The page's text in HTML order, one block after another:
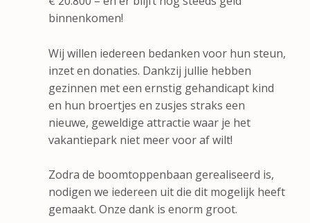
binnenkomen!
Wij willen iedereen bedanken voor hun steun,
inzet en donaties. Dankzij jullie hebben
gezinnen met een ernstig gehandicapt kind
en hun broertjes en zusjes straks een
nieuwe, geweldige attractie waar je het
vakantiepark niet meer voor af wilt!
Zodra de boomtoppenbaan gerealiseerd is,
nodigen we iedereen uit die dit mogelijk heeft
gemaakt. Onze dank is enorm groot.